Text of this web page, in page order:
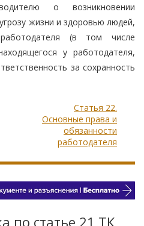
о возникновении
жизни и здоровью людей,
(в том числе
у работодателя,
за сохранность
Статья 22.
Основные права и
обязанности
работодателя
по статье 21 TК